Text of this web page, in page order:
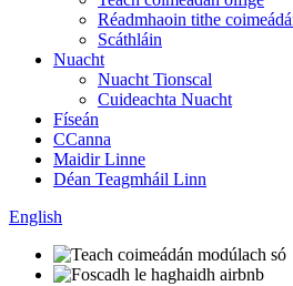
Réadmhaoin tithe
Scáthláin
Nuacht
Nuacht Tionscal
Cuideachta Nuacht
Físeán
CCanna
Maidir Linne
Déan Teagmháil Linn
English